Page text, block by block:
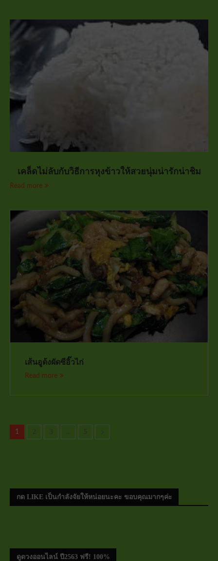
เคล็ดไม่ลับกับวิธีการหุงข้าวให้สวยนุ่มน่ารักน่าชิม
Read more
เส้นอูด้งผัดซีอิ๊วไก่
Read more
1 2 3 5
กด LIKE เป็นกำลังจัยให้หน่อยนะคะ ขอบคุณมากๆค่ะ
ดูดวงออนไลน์ ปี2563 ฟรี! 100%